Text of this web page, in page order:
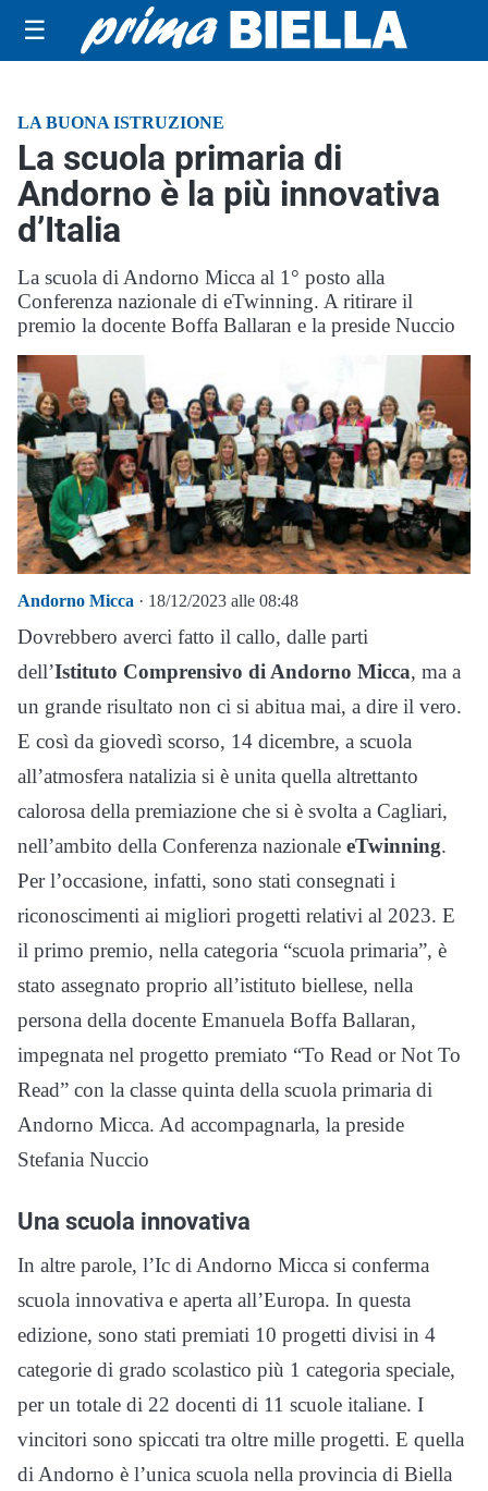
☰
LA BUONA ISTRUZIONE
La scuola primaria di
Andorno è la più innovativa
d’Italia
La scuola di Andorno Micca al 1° posto alla
Conferenza nazionale di eTwinning. A ritirare il
premio la docente Boffa Ballaran e la preside Nuccio
Andorno Micca · 18/12/2023 alle 08:48
Dovrebbero averci fatto il callo, dalle parti
dell’Istituto Comprensivo di Andorno Micca, ma a
un grande risultato non ci si abitua mai, a dire il vero.
E così da giovedì scorso, 14 dicembre, a scuola
all’atmosfera natalizia si è unita quella altrettanto
calorosa della premiazione che si è svolta a Cagliari,
nell’ambito della Conferenza nazionale eTwinning.
Per l’occasione, infatti, sono stati consegnati i
riconoscimenti ai migliori progetti relativi al 2023. E
il primo premio, nella categoria “scuola primaria”, è
stato assegnato proprio all’istituto biellese, nella
persona della docente Emanuela Boffa Ballaran,
impegnata nel progetto premiato “To Read or Not To
Read” con la classe quinta della scuola primaria di
Andorno Micca. Ad accompagnarla, la preside
Stefania Nuccio
Una scuola innovativa
In altre parole, l’Ic di Andorno Micca si conferma
scuola innovativa e aperta all’Europa. In questa
edizione, sono stati premiati 10 progetti divisi in 4
categorie di grado scolastico più 1 categoria speciale,
per un totale di 22 docenti di 11 scuole italiane. I
vincitori sono spiccati tra oltre mille progetti. E quella
di Andorno è l’unica scuola nella provincia di Biella